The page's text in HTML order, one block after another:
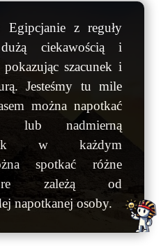
Egipcjanie z reguły
ciekawością i
pokazując szacunek i
Jesteśmy tu mile
można napotkać
lub nadmierną
w każdym
spotkać różne
zależą od
napotkanej osoby.